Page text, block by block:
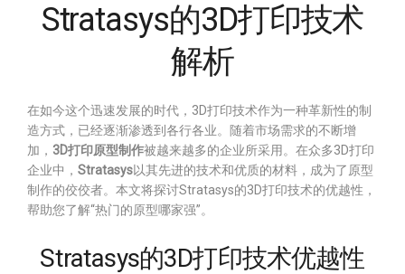
Stratasys的3D打印技术
解析
在如今这个迅速发展的时代，3D打印技术作为一种革新性的制
造方式，已经逐渐渗透到各行各业。随着市场需求的不断增
加， 3D打印原型制作被越来越多的企业所采用。在众多3D打印
企业中， Stratasys以其先进的技术和优质的材料，成为了原型
制作的佼佼者。本文将探讨Stratasys的3D打印技术的优越性，
帮助您了解“热门的原型哪家强”。
Stratasys的3D打印技术优越性